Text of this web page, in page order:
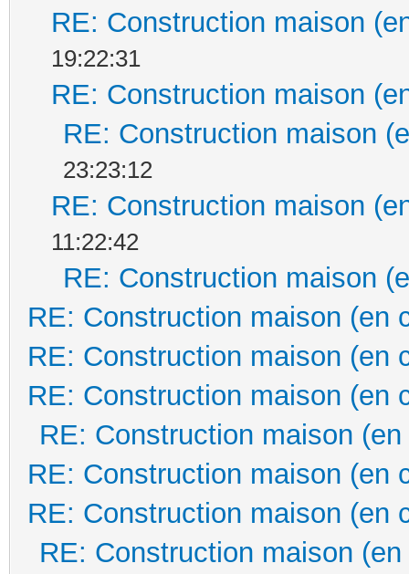
RE: Construction maison
19:22:31
RE: Construction maison
RE: Construction maison
23:23:12
RE: Construction maison
11:22:42
RE: Construction maison
RE: Construction maison (en
RE: Construction maison (en
RE: Construction maison (en
RE: Construction maison
RE: Construction maison (en
RE: Construction maison (en
RE: Construction maison